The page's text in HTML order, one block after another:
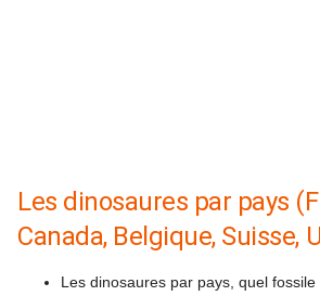
Les dinosaures par pays
Canada, Belgique, Suisse,
Les dinosaures par pays , quel